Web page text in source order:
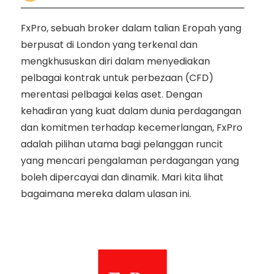
FxPro, sebuah broker dalam talian Eropah yang
berpusat di London yang terkenal dan
mengkhususkan diri dalam menyediakan
pelbagai kontrak untuk perbezaan (CFD)
merentasi pelbagai kelas aset. Dengan
kehadiran yang kuat dalam dunia perdagangan
dan komitmen terhadap kecemerlangan, FxPro
adalah pilihan utama bagi pelanggan runcit
yang mencari pengalaman perdagangan yang
boleh dipercayai dan dinamik. Mari kita lihat
bagaimana mereka dalam ulasan ini.